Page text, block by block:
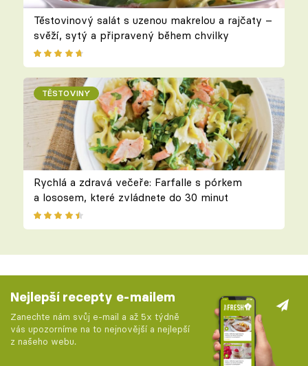
Těstovinový salát s uzenou makrelou a rajčaty –
svěží, sytý a připravený během chvilky
TĚSTOVINY
Rychlá a zdravá večeře: Farfalle s pórkem
a lososem, které zvládnete do 30 minut
Nejlepší recepty e-mailem
Zanechte nám svůj e-mail a až 5x týdně
vás upozorníme na to nejnovější a nejlepší
z našeho webu.